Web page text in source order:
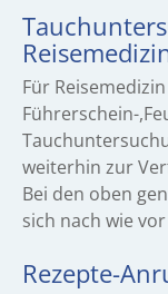
Für
Führerschein-
weiterhin zur
Bei den oben
sich nach wie
Rezepte-